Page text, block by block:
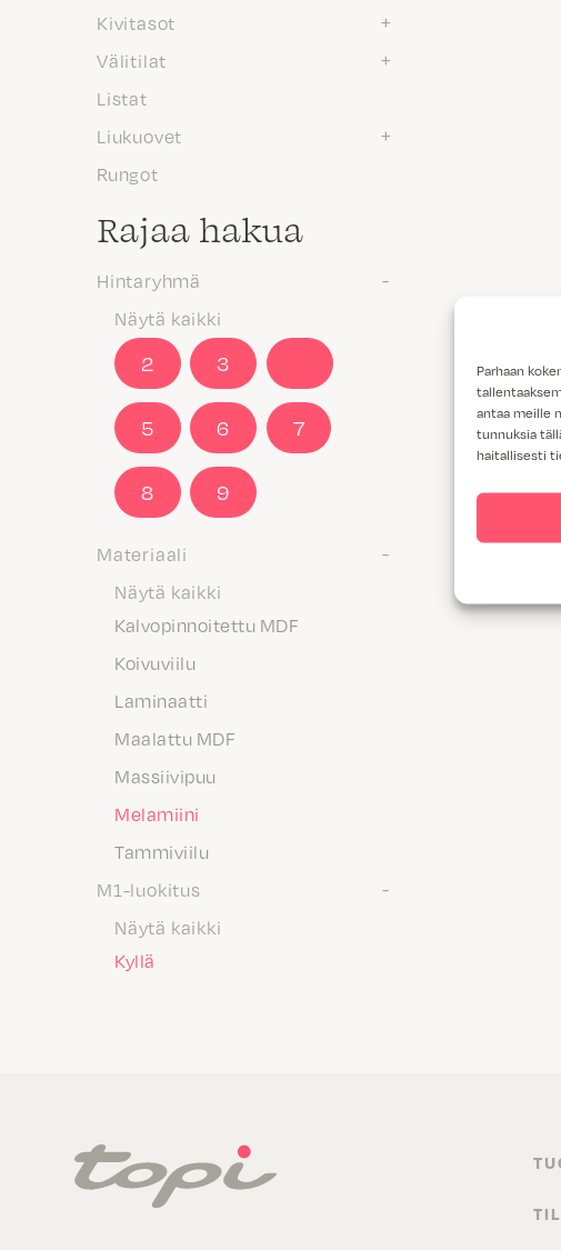
Parhaan
antaa meille
tunnuksia
haitallisesti
Kivitasot
Välitilat
Listat
Liukuovet
Rungot
Rajaa hakua
Hintaryhmä
Näytä kaikki
2 3
5 6 7
8 9
Materiaali
Näytä kaikki
Kalvopinnoitettu MDF
Koivuviilu
Laminaatti
Maalattu MDF
Massiivipuu
Melamiini
Tammiviilu
M1-luokitus
Näytä kaikki
Kyllä